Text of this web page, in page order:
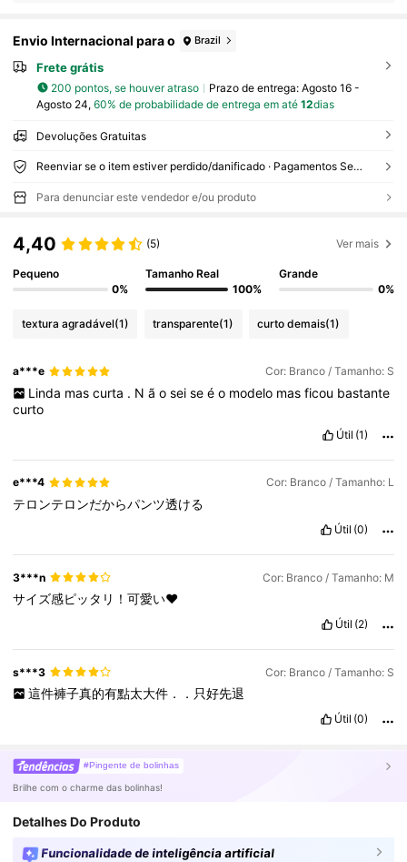
Envio Internacional para o Brazil
Frete grátis
200 pontos, se houver atraso Prazo de entrega: Agosto 16 -
Agosto 24, 60% de probabilidade de entrega em até 12dias
Devoluções Gratuitas
Reenviar se o item estiver perdido/danificado · Pagamentos Seguros · Proteção de privacidade
Para denunciar este vendedor e/ou produto
4,40 (5) Ver mais
Pequeno
0%
Tamanho Real
100%
Grande
0%
textura agradável(1) transparente(1) curto demais(1)
a***e Cor: Branco / Tamanho: S
Linda mas curta . N ã o sei se é o modelo mas ficou bastante
curto
Útil (1)
e***4 Cor: Branco / Tamanho: L
テロンテロンだからパンツ透ける
Útil (0)
3***n Cor: Branco / Tamanho: M
サイズ感ピッタリ！可愛い❤
Útil (2)
s***3 Cor: Branco / Tamanho: S
這件褲子真的有點太大件．．只好先退
Útil (0)
#Pingente de bolinhas
Brilhe com o charme das bolinhas!
Detalhes Do Produto
Funcionalidade de inteligência artificial